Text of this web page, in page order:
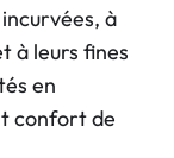
à
à leurs fines
en
confort de